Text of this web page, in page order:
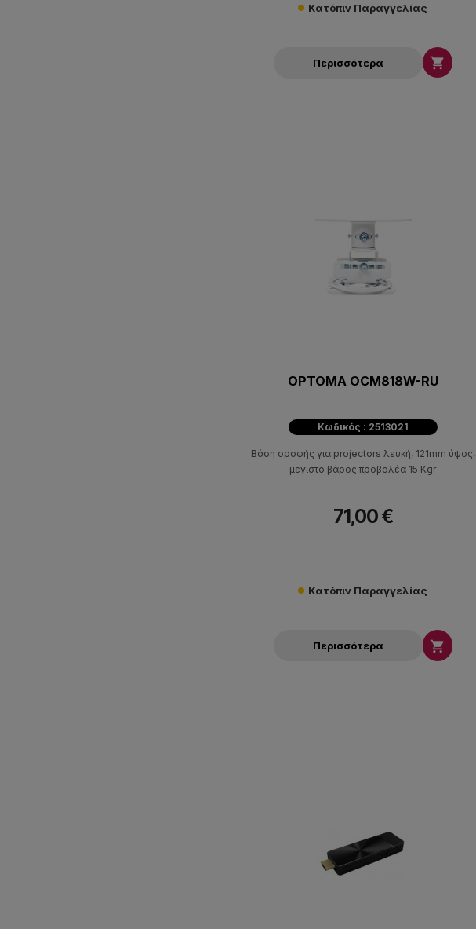
Κατόπιν Παραγγελίας
Περισσότερα 
OPTOMA OCM818W-RU
Κωδικός : 2513021
Βάση oροφής για projectors λευκή, 121mm ύψος,
μεγιστο βάρος προβολέα 15 Kgr
71,00 €
Κατόπιν Παραγγελίας
Περισσότερα 